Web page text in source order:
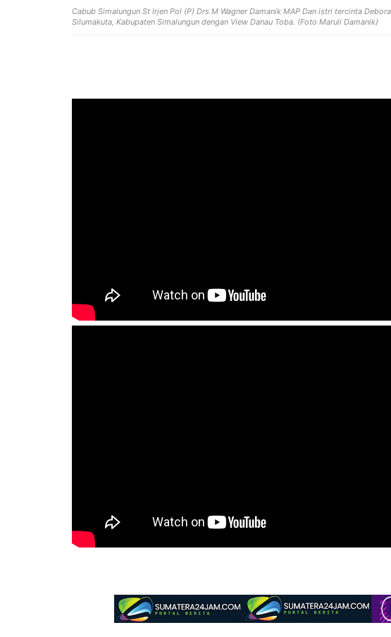
Cabub Simalungun St Irjen Pol (P) Drs M Wagner Damanik MAP Dan istri tercinta
Silumakuta, Kabupaten Simalungun dengan View Danau Toba. (Foto Maruli Damanik)